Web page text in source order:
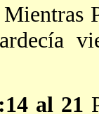
Mientras
al 21